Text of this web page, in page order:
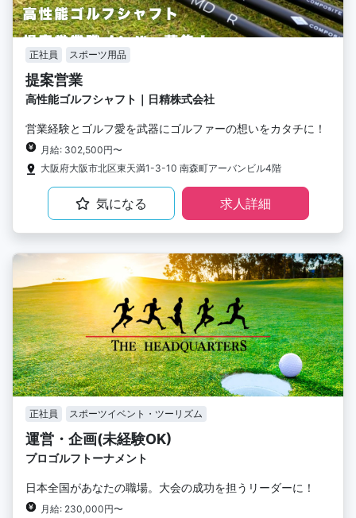
正社員 スポーツ用品
提案営業
高性能ゴルフシャフト｜日精株式会社
営業経験とゴルフ愛を武器にゴルファーの想いをカタチに！
月給: 302,500円〜
大阪府大阪市北区東天満1-3-10 南森町アーバンビル4階
気になる 求人詳細
正社員 スポーツイベント・ツーリズム
運営・企画(未経験OK)
プロゴルフトーナメント
日本全国があなたの職場。大会の成功を担うリーダーに！
月給: 230,000円〜